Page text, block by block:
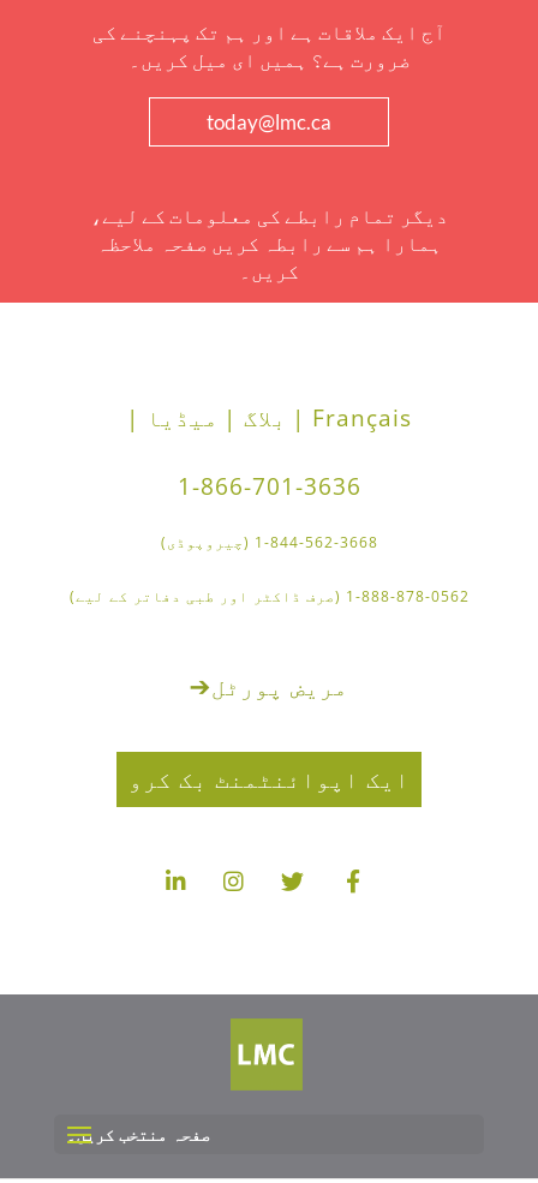
آج ایک ملاقات ہے اور ہم تک پہنچنے کی
ضرورت ہے؟ ہمیں ای میل کریں۔
today@lmc.ca
دیگر تمام رابطے کی معلومات کے لیے،
ہمارا ہم سے رابطہ کریں صفحہ ملاحظہ
کریں۔
Français | بلاگ | میڈیا |
1-866-701-3636
1-844-562-3668 (چیروپوڈی)
1-888-878-0562 (صرف ڈاکٹر اور طبی دفاتر کے لیے)
مریض پورٹل➔
ایک اپوائنٹمنٹ بک کرو
صفحہ منتخب کریں۔